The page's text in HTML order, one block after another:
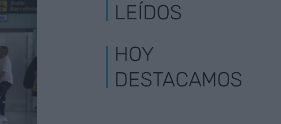
LEÍDOS
HOY
DESTACAMOS